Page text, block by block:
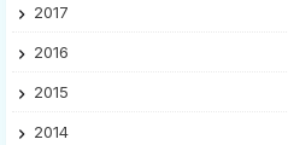
2017
2016
2015
2014